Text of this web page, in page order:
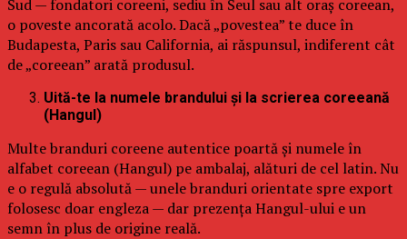
Sud — fondatori coreeni, sediu în Seul sau alt oraș coreean,
o poveste ancorată acolo. Dacă „povestea” te duce în
Budapesta, Paris sau California, ai răspunsul, indiferent cât
de „coreean” arată produsul.
Uită-te la numele brandului și la scrierea coreeană
(Hangul)
Multe branduri coreene autentice poartă și numele în
alfabet coreean (Hangul) pe ambalaj, alături de cel latin. Nu
e o regulă absolută — unele branduri orientate spre export
folosesc doar engleza — dar prezența Hangul-ului e un
semn în plus de origine reală.